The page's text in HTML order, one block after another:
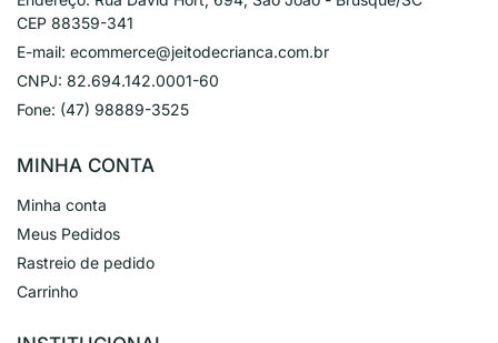
CEP 88359-341
E-mail: ecommerce@jeitodecrianca.com.br
CNPJ: 82.694.142.0001-60
Fone: (47) 98889-3525
MINHA CONTA
Minha conta
Meus Pedidos
Rastreio de pedido
Carrinho